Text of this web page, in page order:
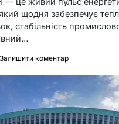
щодня забезпечує
стабільність
Залишити коментардо
енергетична
нації